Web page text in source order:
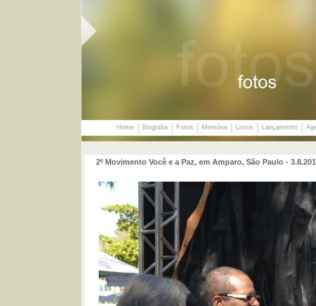
Home Biografia Fotos Memória Livros Lançamento
2º Movimento Você e a Paz, em Amparo, São Paulo -